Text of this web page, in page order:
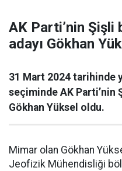
AK Parti’nin Şişli
adayı Gökhan
31 Mart 2024 tarihinde
seçiminde AK Parti’nin
Gökhan Yüksel oldu.
Mimar olan Gökhan
Jeofizik Mühendisliği